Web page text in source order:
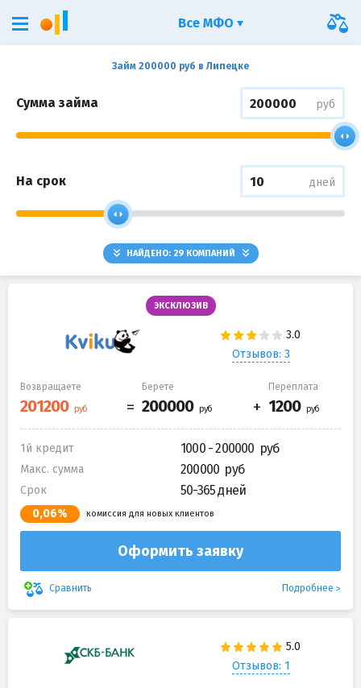
Займ 200000 руб в Липецке
Сумма займа руб
На срок дней
НАЙДЕНО: 29КОМПАНИЙ
ЭКСКЛЮЗИВ
Отзывов: 3
Возвращаете Берете Переплата
1й кредит 1000 - 200000
Макс. сумма 200000
Срок 50-365 дней
0,06% комиссия для новых клиентов
Оформить заявку
Сравнить Подробнее
Отзывов: 1
Все МФО